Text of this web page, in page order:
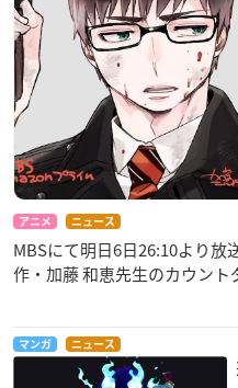
アニメ ニュース
MBSにて明日6日26:10より
作・加藤 和恵​先生のカウント
マンガ ニュース